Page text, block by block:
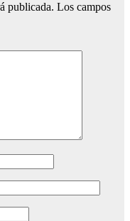
publicada. Los campos